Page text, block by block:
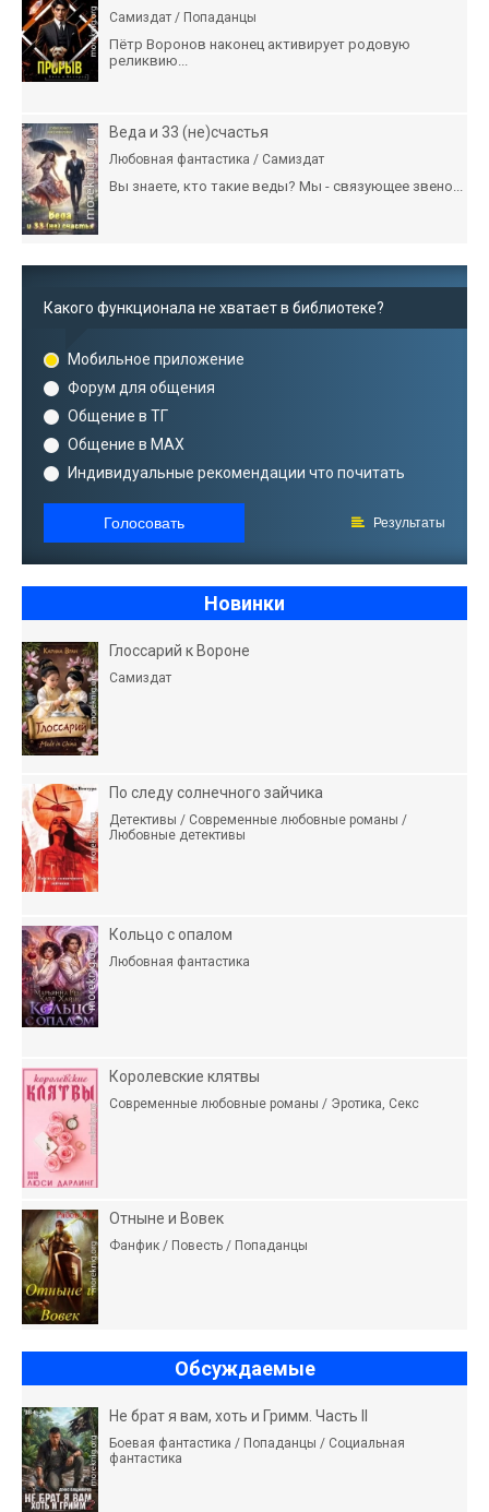
Самиздат / Попаданцы
Пётр Воронов наконец активирует родовую
реликвию...
Веда и 33 (не)счастья
Любовная фантастика / Самиздат
Вы знаете, кто такие веды? Мы - связующее звено...
Какого функционала не хватает в библиотеке?
Мобильное приложение
Форум для общения
Общение в ТГ
Общение в MAX
Индивидуальные рекомендации что почитать
Голосовать Результаты
Новинки
Глоссарий к Вороне
Самиздат
По следу солнечного зайчика
Детективы / Современные любовные романы /
Любовные детективы
Кольцо с опалом
Любовная фантастика
Королевские клятвы
Современные любовные романы / Эротика, Секс
Отныне и Вовек
Фанфик / Повесть / Попаданцы
Обсуждаемые
Не брат я вам, хоть и Гримм. Часть II
Боевая фантастика / Попаданцы / Социальная
фантастика